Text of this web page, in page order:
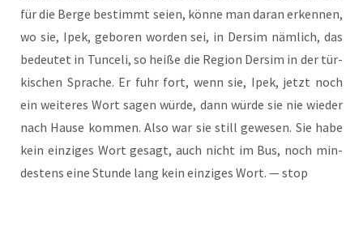
für die Ber­ge bestimmt sei­en, kön­ne man dar­an erken­nen,
wo sie, Ipek, gebo­ren wor­den sei, in Der­sim näm­lich, das
bedeu­tet in Tun­ce­li, so hei­ße die Regi­on Der­sim in der tür­
ki­schen Spra­che. Er fuhr fort, wenn sie, Ipek, jetzt noch
ein wei­te­res Wort sagen wür­de, dann wür­de sie nie wie­der
nach Hau­se kom­men. Also war sie still gewe­sen. Sie habe
kein ein­zi­ges Wort gesagt, auch nicht im Bus, noch min­
des­tens eine Stun­de lang kein ein­zi­ges Wort. — stop